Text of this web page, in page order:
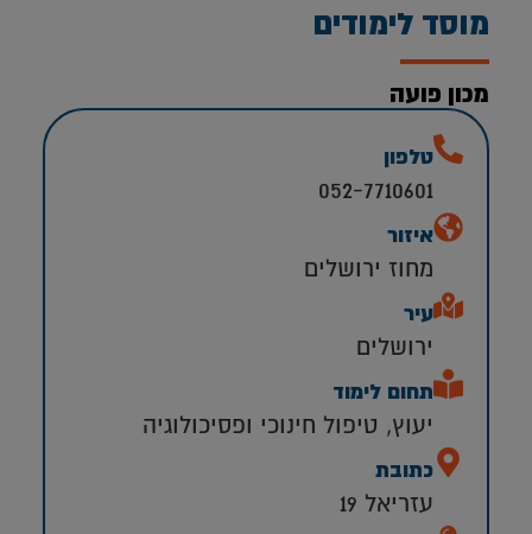
מוסד לימודים
מכון פועה
טלפון
052-7710601
איזור
מחוז ירושלים
עיר
ירושלים
תחום לימוד
יעוץ, טיפול חינוכי ופסיכולוגיה
כתובת
עזריאל 19